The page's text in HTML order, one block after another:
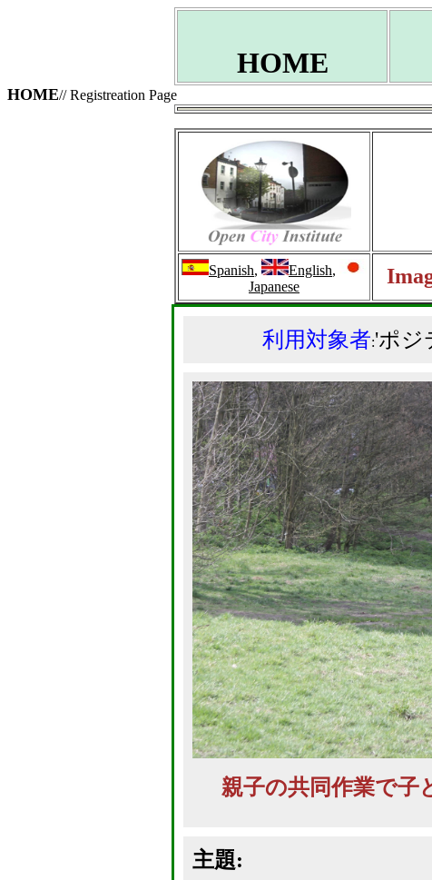
HOME
HOME// Registreation Page
Spanish, English,
Japanese
利用対象者:'ポジ
親子の共同作業で子
主題: